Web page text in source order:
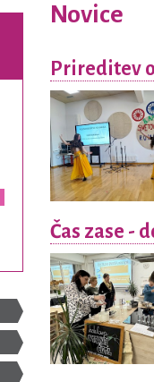
Novice
Prireditev
Čas zase -